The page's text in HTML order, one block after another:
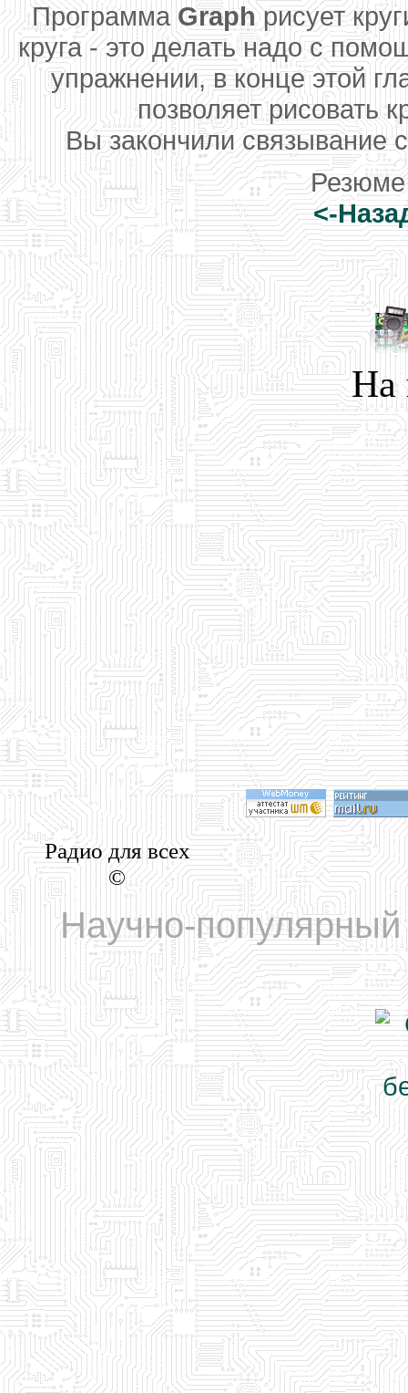
Программа Graphрисует
круга - это делать надо с
упражнении, в конце этой
позволяет рисовать
Вы закончили связывание
<-
На
Радио для всех
©
Научно-популярный